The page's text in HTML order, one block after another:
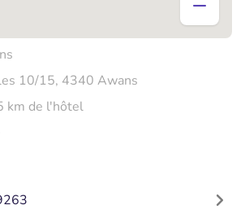
10/15, 4340 Awans
km de l'hôtel